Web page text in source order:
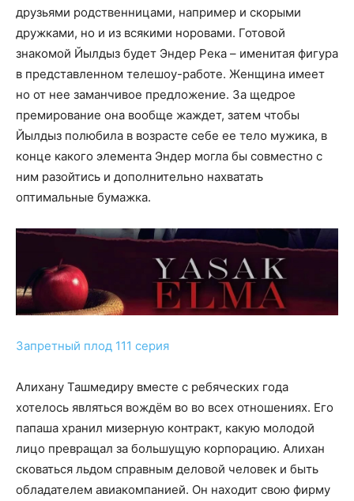
друзьями родственницами, например и скорыми
дружками, но и из всякими норовами. Готовой
знакомой Йылдыз будет Эндер Река – именитая фигура
в представленном телешоу-работе. Женщина имеет
но от нее заманчивое предложение. За щедрое
премирование она вообще жаждет, затем чтобы
Йылдыз полюбила в возрасте себе ее тело мужика, в
конце какого элемента Эндер могла бы совместно с
ним разойтись и дополнительно нахватать
оптимальные бумажка.
Запретный плод 111 серия
Алихану Ташмедиру вместе с ребяческих года
хотелось являться вождём во во всех отношениях. Его
папаша хранил мизерную контракт, какую молодой
лицо превращал за большущую корпорацию. Алихан
сковаться льдом справным деловой человек и быть
обладателем авиакомпанией. Он находит свою фирму